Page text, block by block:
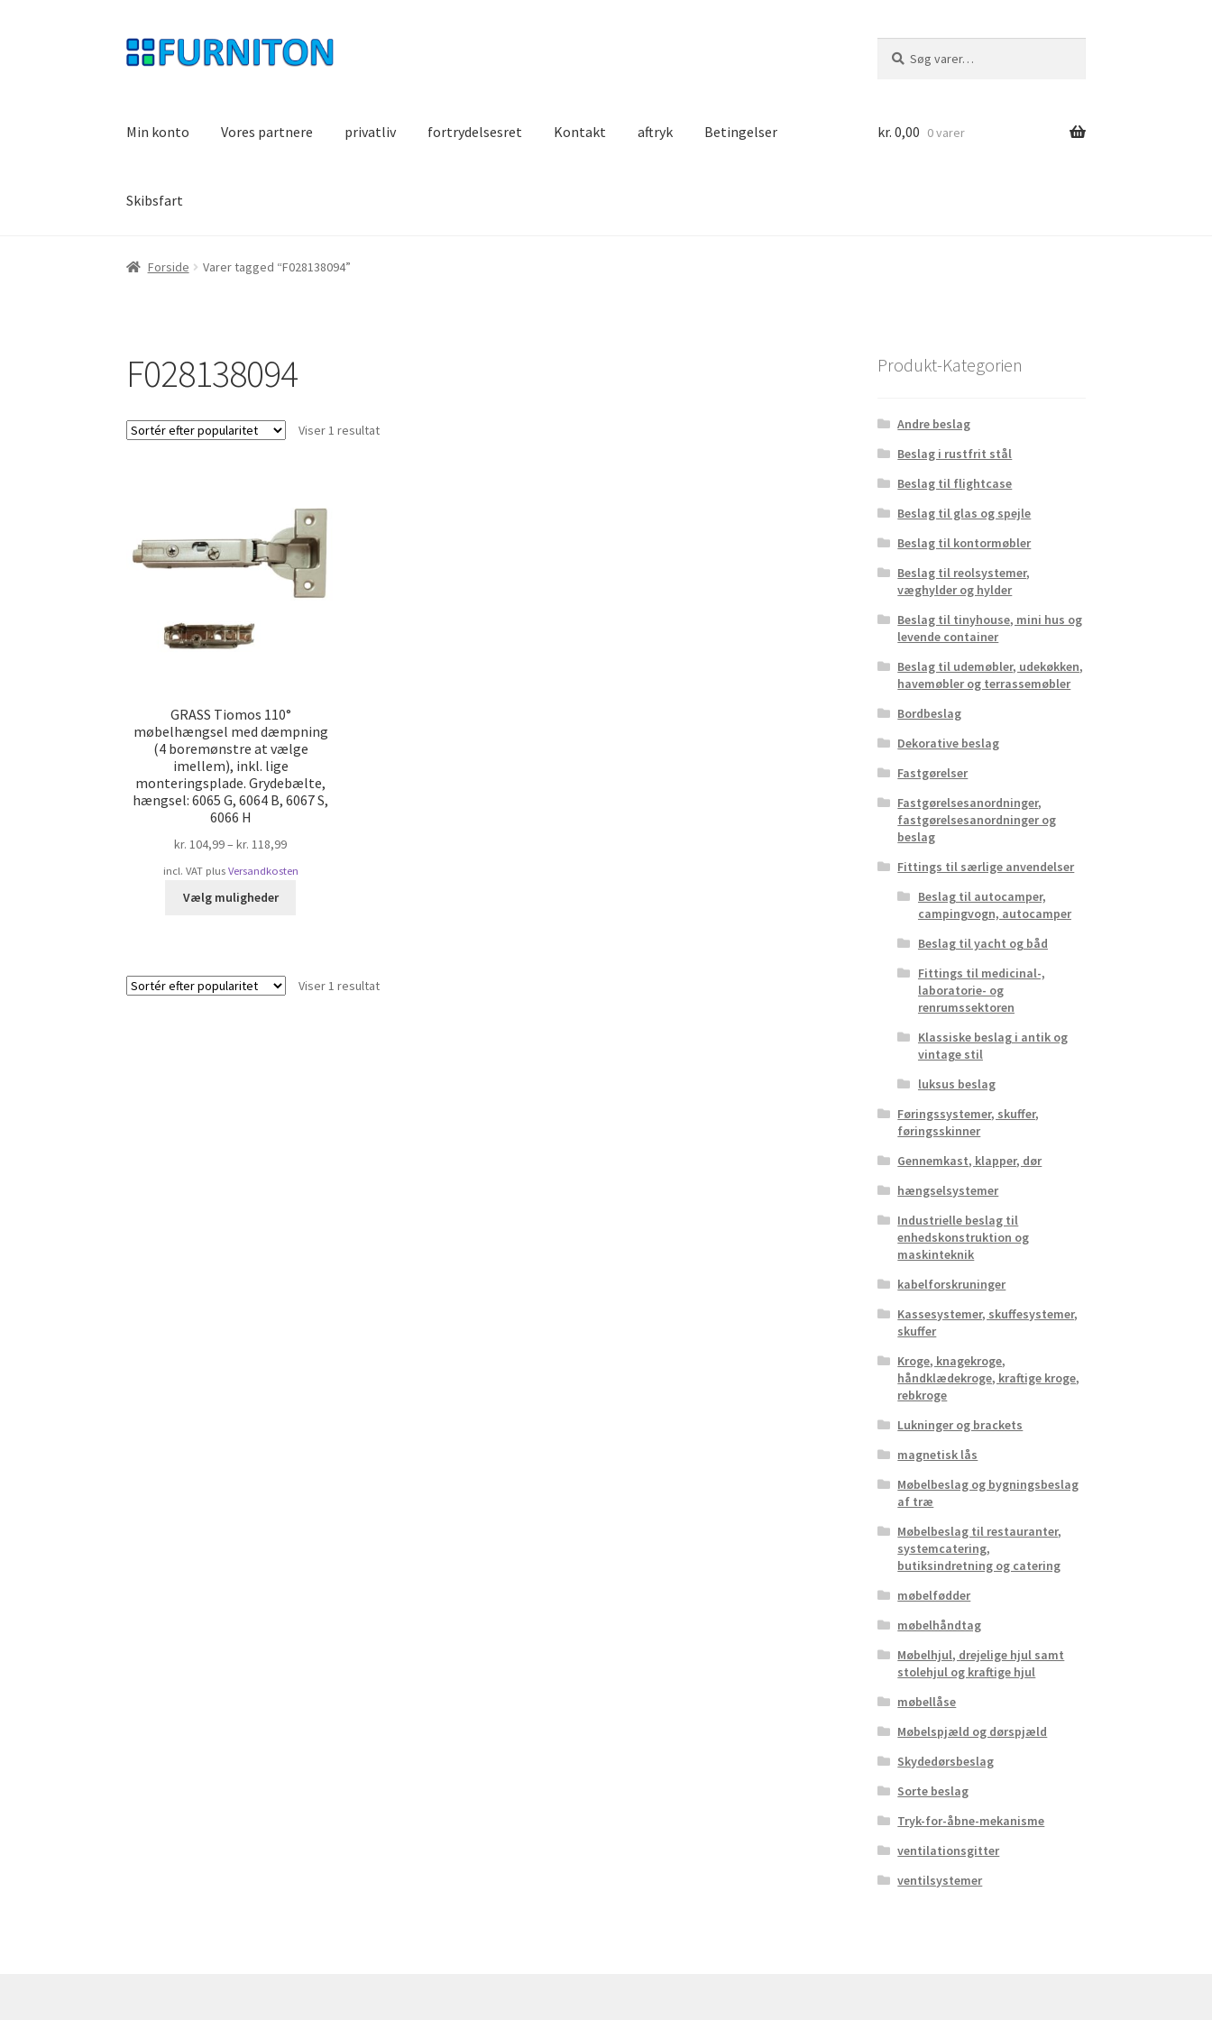
Spring
til
Spring
til
efter:
Min konto Vores partnere privatliv fortrydelsesret Kontakt aftryk Betingelser
Skibsfart
kr. 0,00 0 varer
Forside Varer tagged “F028138094”
F028138094
Viser 1 resultat
GRASS Tiomos 110°
møbelhængsel med dæmpning
(4 boremønstre at vælge
imellem), inkl. lige
monteringsplade. Grydebælte,
hængsel: 6065 G, 6064 B, 6067 S,
6066 H
kr. 104,99–kr. 118,99
incl. VAT plus Versandkosten
Vælg muligheder
Mulighederne
Viser 1 resultat
Produkt-Kategorien
Andre beslag
Beslag i rustfrit stål
Beslag til flightcase
Beslag til glas og spejle
Beslag til kontormøbler
Beslag til reolsystemer,
væghylder og hylder
Beslag til tinyhouse, mini hus og
levende container
Beslag til udemøbler, udekøkken,
havemøbler og terrassemøbler
Bordbeslag
Dekorative beslag
Fastgørelser
Fastgørelsesanordninger,
fastgørelsesanordninger og
beslag
Fittings til særlige anvendelser
Beslag til autocamper,
campingvogn, autocamper
Beslag til yacht og båd
Fittings til medicinal-,
laboratorie- og
renrumssektoren
Klassiske beslag i antik og
vintage stil
luksus beslag
Føringssystemer, skuffer,
føringsskinner
Gennemkast, klapper, dør
hængselsystemer
Industrielle beslag til
enhedskonstruktion og
maskinteknik
kabelforskruninger
Kassesystemer, skuffesystemer,
skuffer
Kroge, knagekroge,
håndklædekroge, kraftige kroge,
rebkroge
Lukninger og brackets
magnetisk lås
Møbelbeslag og bygningsbeslag
af træ
Møbelbeslag til restauranter,
systemcatering,
butiksindretning og catering
møbelfødder
møbelhåndtag
Møbelhjul, drejelige hjul samt
stolehjul og kraftige hjul
møbellåse
Møbelspjæld og dørspjæld
Skydedørsbeslag
Sorte beslag
Tryk-for-åbne-mekanisme
ventilationsgitter
ventilsystemer